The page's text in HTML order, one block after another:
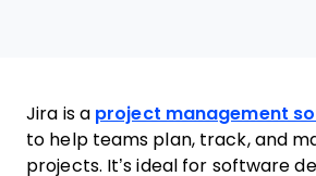
Jira is a project management
to help teams plan, track, and
projects. It’s ideal for software